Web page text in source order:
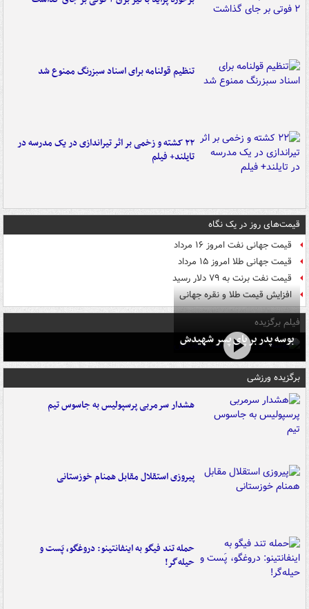
تنظیم قولنامه برای اسناد سبزرنگ ممنوع شد
۲۲ کشته و زخمی بر اثر تیراندازی در یک مدرسه در
تایلند+ فیلم
قیمت‌های روز در یک نگاه
قیمت جهانی نفت امروز ۱۶ مرداد
قیمت جهانی طلا امروز ۱۵ مرداد
قیمت نفت برنت به ۷۹ دلار رسید
افزایش قیمت طلا و نقره جهانی
فیلم برگزیده
بوسه‌ پدر بر پای پسر شهیدش
برگزیده ورزشی
هشدار سرمربی پرسپولیس به جاسوس تیم
پیروزی استقلال مقابل همنام خوزستانی
حمله تند فیگو به اینفانتینو: دروغگو، پَست‌ و
حیله‌گر!